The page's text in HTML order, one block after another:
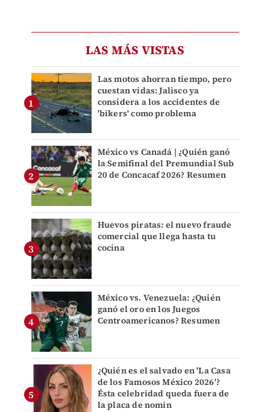
LAS MÁS VISTAS
Las motos ahorran tiempo, pero
cuestan vidas: Jalisco ya
considera a los accidentes de
'bikers' como problema
México vs Canadá | ¿Quién ganó
la Semifinal del Premundial Sub
20 de Concacaf 2026? Resumen
Huevos piratas: el nuevo fraude
comercial que llega hasta tu
cocina
México vs. Venezuela: ¿Quién
ganó el oro en los Juegos
Centroamericanos? Resumen
¿Quién es el salvado en 'La Casa
de los Famosos México 2026'?
Ésta celebridad queda fuera de
la placa de nomin